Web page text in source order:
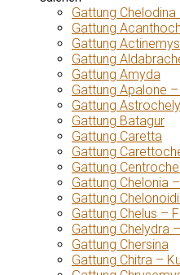
Gattung
Gattung
Gattung Actinemys
Gattung
Gattung Amyda
Gattung Apalone
Gattung
Gattung Batagur
Gattung Caretta
Gattung
Gattung
Gattung Chelonia
Gattung
Gattung Chelus –
Gattung Chelydra
Gattung Chersina
Gattung Chitra –